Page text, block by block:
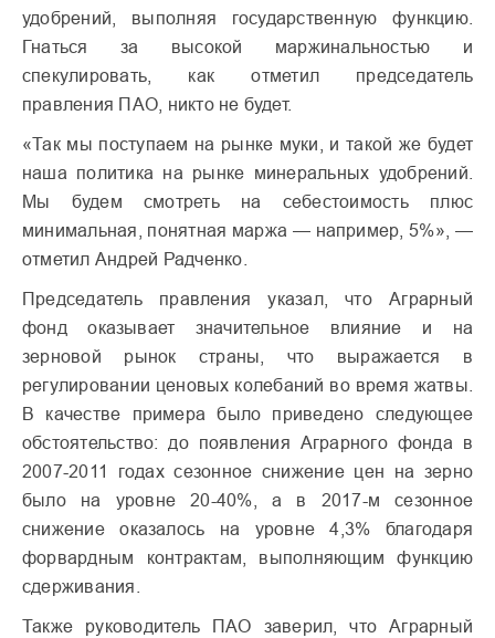
удобрений, выполняя государственную функцию.
Гнаться за высокой маржинальностью и
спекулировать, как отметил председатель
правления ПАО, никто не будет.
«Так мы поступаем на рынке муки, и такой же будет
наша политика на рынке минеральных удобрений.
Мы будем смотреть на себестоимость плюс
минимальная, понятная маржа — например, 5%», —
отметил Андрей Радченко.
Председатель правления указал, что Аграрный
фонд оказывает значительное влияние и на
зерновой рынок страны, что выражается в
регулировании ценовых колебаний во время жатвы.
В качестве примера было приведено следующее
обстоятельство: до появления Аграрного фонда в
2007-2011 годах сезонное снижение цен на зерно
было на уровне 20-40%, а в 2017-м сезонное
снижение оказалось на уровне 4,3% благодаря
форвардным контрактам, выполняющим функцию
сдерживания.
Также руководитель ПАО заверил, что Аграрный